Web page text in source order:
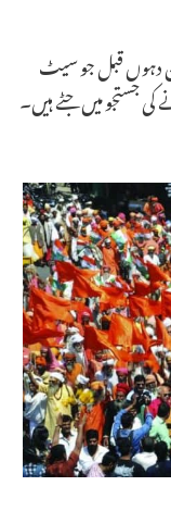
ڈگ وجئے سنگھ 1989میں تین دہوں قبل جو سیٹ
جستجو میں جٹے ہیں۔